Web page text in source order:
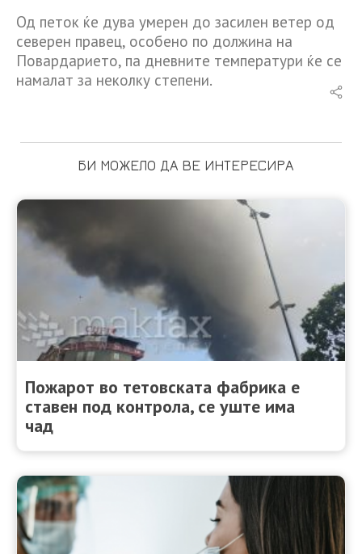
Од петок ќе дува умерен до засилен ветер од
северен правец, особено по должина на
Повардарието, па дневните температури ќе се
намалат за неколку степени.
БИ МОЖЕЛО ДА ВЕ ИНТЕРЕСИРА
Пожарот во тетовската фабрика е
ставен под контрола, се уште има
чад